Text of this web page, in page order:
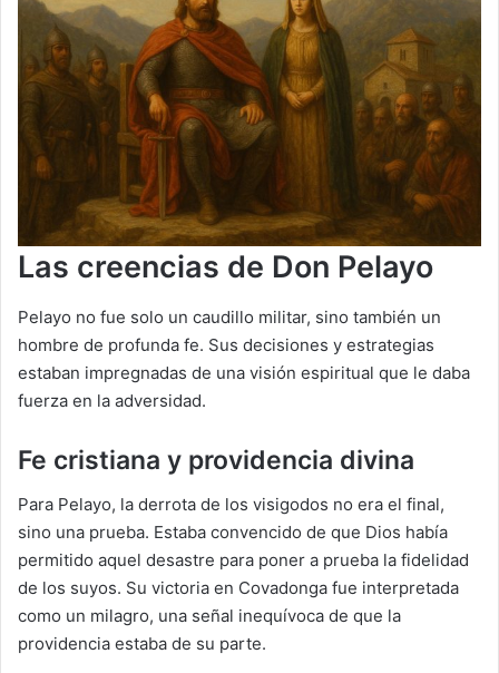
Las creencias de Don Pelayo
Pelayo no fue solo un caudillo militar, sino también un
hombre de profunda fe. Sus decisiones y estrategias
estaban impregnadas de una visión espiritual que le daba
fuerza en la adversidad.
Fe cristiana y providencia divina
Para Pelayo, la derrota de los visigodos no era el final,
sino una prueba. Estaba convencido de que Dios había
permitido aquel desastre para poner a prueba la fidelidad
de los suyos. Su victoria en Covadonga fue interpretada
como un milagro, una señal inequívoca de que la
providencia estaba de su parte.